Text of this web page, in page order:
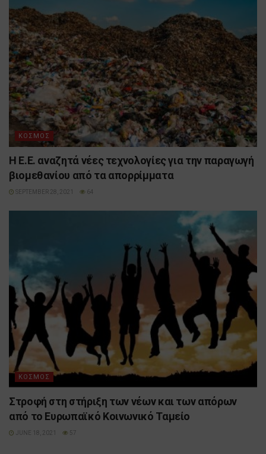
ΚΟΣΜΟΣ
Η Ε.Ε. αναζητά νέες τεχνολογίες για την παραγωγή
βιομεθανίου από τα απορρίμματα
SEPTEMBER 28, 2021 64
ΚΟΣΜΟΣ
Στροφή στη στήριξη των νέων και των απόρων
από το Ευρωπαϊκό Κοινωνικό Ταμείο
JUNE 18, 2021 57